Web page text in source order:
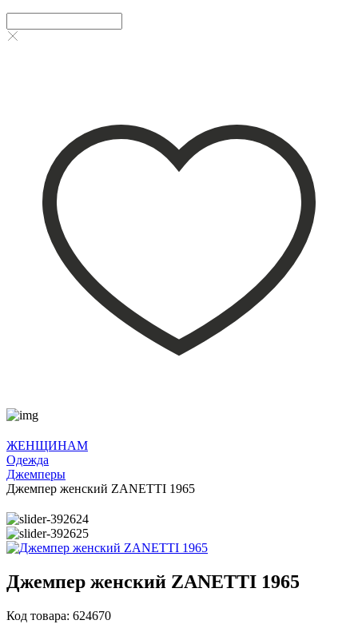
ЖЕНЩИНАМ
Одежда
Джемперы
Джемпер женский ZANETTI 1965
Джемпер женский ZANETTI 1965
Код товара: 624670